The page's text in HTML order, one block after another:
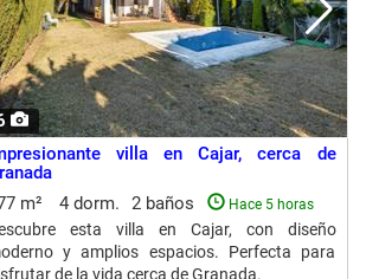
villa en Cajar, cerca de
m²
4 dorm. 2 baños Hace 5 horas
esta villa en Cajar, con diseño
y amplios espacios. Perfecta para
de la vida cerca de Granada.